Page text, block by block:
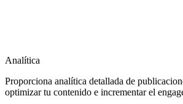
Analítica
Proporciona analítica detallada de
optimizar tu contenido e incrementar el